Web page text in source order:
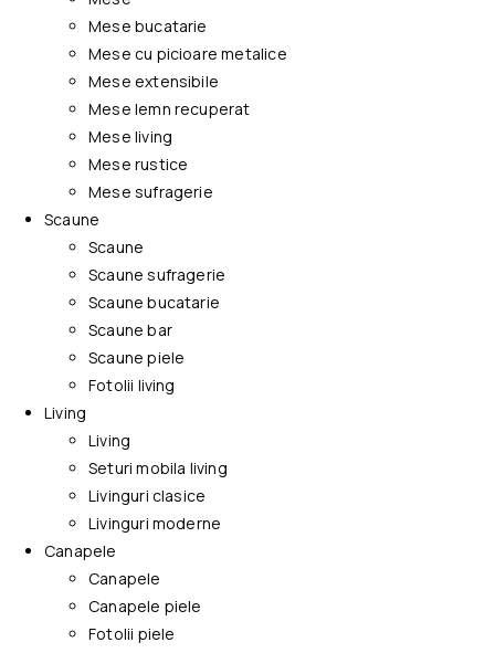
Mese bucatarie
Mese cu picioare metalice
Mese extensibile
Mese lemn recuperat
Mese living
Mese rustice
Mese sufragerie
Scaune
Scaune
Scaune sufragerie
Scaune bucatarie
Scaune bar
Scaune piele
Fotolii living
Living
Living
Seturi mobila living
Livinguri clasice
Livinguri moderne
Canapele
Canapele
Canapele piele
Fotolii piele